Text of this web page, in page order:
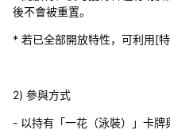
後不會被重置。
* 若已全部開放特性，可利用[
2) 參與方式
- 以持有「一花（泳裝）」卡牌